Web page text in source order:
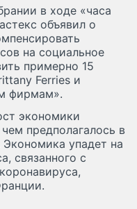
в ходе «часа
объявил о
на социальное
примерно 15
Ferries и
фирмам».
экономики
предполагалось в
Экономика упадет на
связанного с